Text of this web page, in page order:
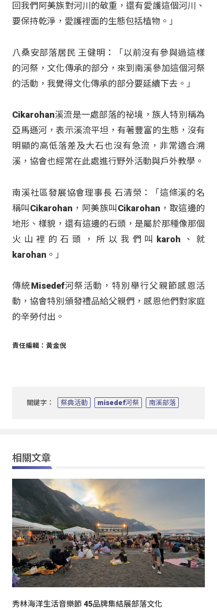
回我們阿美族對河川的敬重，還有愛護這個河川、
要保持乾淨，愛護裡面的生態包括植物。」
八桑安部落居民 王健明：「以前沒有參與過這樣
的河祭，文化傳承的部分，來到南溪參加這個河祭
的活動，我覺得文化傳承的部分要延續下去。」
Cikarohan溪流是一處部落的祕境，族人特別稱為
亞馬遜河，表示溪流平坦，有著豐富的生態，沒有
明顯的高低落差及大石也沒有急流，非常適合溯
溪，協會也經常在此處進行野外活動與戶外教學。
南溪社區發展協會理事長 石清榮：「這條溪的名
稱叫Cikarohan，阿美族叫Cikarohan，取這邊的
地形、樣貌，還有這邊的石頭，是屬於那種像那個
火山裡的石頭，所以我們叫karoh、就
karohan。」
傳統Misedef河祭活動，特別舉行父親節感恩活
動，協會特別頒發禮品給父親們，感恩他們對家庭
的辛勞付出。
責任編輯：黃金倪
關鍵字： 祭典活動 misedef河祭 南溪部落
相關文章
秀林海洋生活音樂節 45品牌集結展部落文化